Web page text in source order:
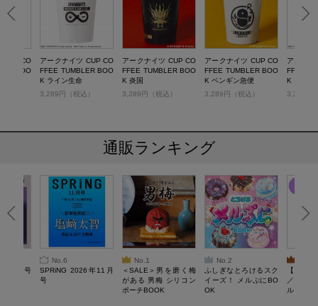
CUP CO
BOO
アークナイツ CUP CO
FFEE TUMBLER BOO
K ライン生命
3,289円（税込）
アークナイツ CUP CO
FFEE TUMBLER BOO
K 炎国
3,289円（税込）
アークナイツ CUP CO
FFEE TUMBLER BOO
K ペンギン急便
3,289円（税込）
アークナ
FFEE
K ロドス
3,289円
通販ランキング
10月号
No.6
SPRiNG 2026年11月
号
No.1
＜SALE＞男を磨く梅
がある 男梅 シリコン
ポーチBOOK
No.2
ふしぎなとろけるスク
イーズ！ メルぷにBO
OK
【
／Lサ
ル）【